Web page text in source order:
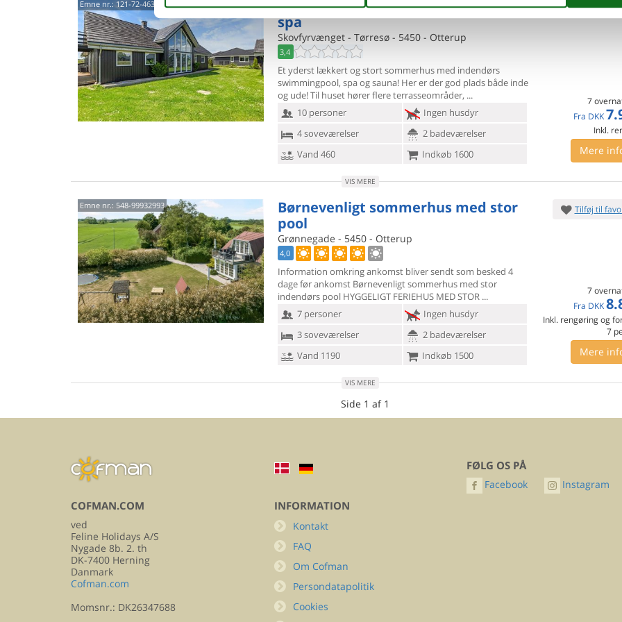
Emne nr.:121-72-4632
Luksuriøst sommerhus med pool og
spa
Skovfyrvænget - Tørresø - 5450 - Otterup
3,4
Et yderst lækkert og stort sommerhus med indendørs
swimmingpool, spa og sauna! Her er der god plads både inde
og ude! Til huset hører flere terrasseområder,
10 personer
Ingen husdyr
4 soveværelser
2 badeværelser
Vand 460
Indkøb 1600
Tilføj til
7
Fra DKK
Inkl.
Mere
VIS MERE
Emne nr.: 548-99932993
Børnevenligt sommerhus med stor
pool
Grønnegade - 5450 - Otterup
4,0
Information omkring ankomst bliver sendt som besked 4
dage før ankomst Børnevenligt sommerhus med stor
indendørs pool HYGGELIGT FERIEHUS MED STOR
7 personer
Ingen husdyr
3 soveværelser
2 badeværelser
Vand 1190
Indkøb 1500
Tilføj til
7
Fra DKK
Inkl. rengøring og
7
Mere
VIS MERE
Side 1 af 1
COFMAN.COM
ved
Feline Holidays A/S
Nygade 8b. 2. th
DK-7400 Herning
Danmark
Cofman.com
Momsnr.: DK26347688
INFORMATION
Kontakt
FAQ
Om Cofman
Persondatapolitik
Cookies
FØLG OS PÅ
Facebook Instagram